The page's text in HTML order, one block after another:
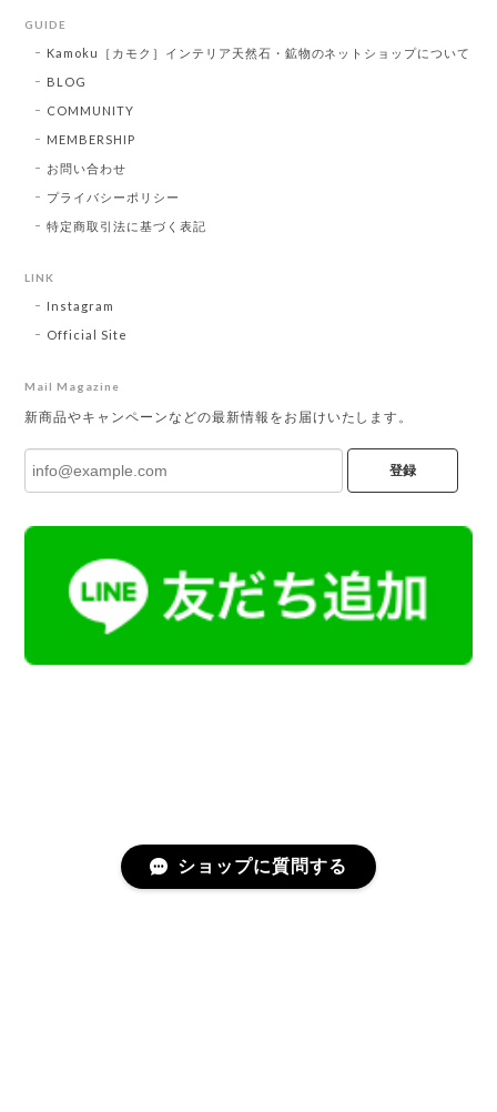
GUIDE
Kamoku［カモク］インテリア天然石・鉱物のネットショップについて
BLOG
COMMUNITY
MEMBERSHIP
お問い合わせ
プライバシーポリシー
特定商取引法に基づく表記
LINK
Instagram
Official Site
Mail Magazine
新商品やキャンペーンなどの最新情報をお届けいたします。
登録
ショップに質問する